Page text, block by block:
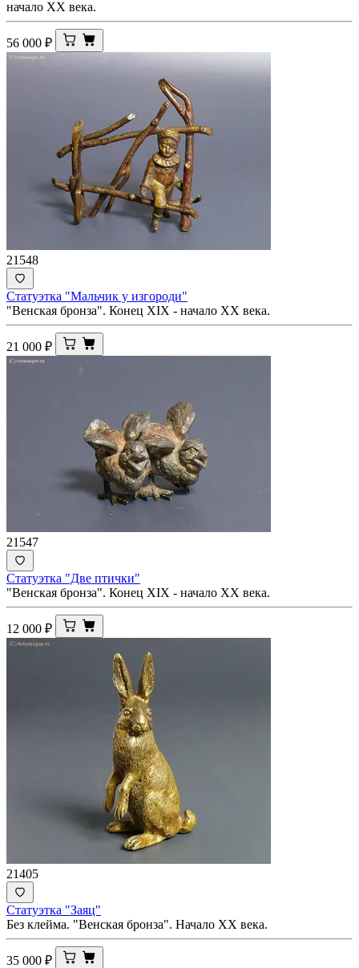
начало ХХ века.
56 000 ₽
21548
Статуэтка "Мальчик у изгороди"
"Венская бронза". Конец XIX - начало ХХ века.
21 000 ₽
21547
Статуэтка "Две птички"
"Венская бронза". Конец XIX - начало ХХ века.
12 000 ₽
21405
Статуэтка "Заяц"
Без клейма. "Венская бронза". Начало ХХ века.
35 000 ₽